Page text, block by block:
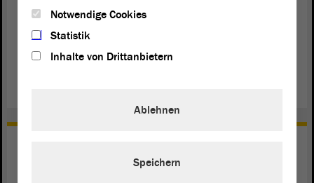
diskutierten die Abgeordneten auf Grundlage eines Antrags
der AfD-Fraktion. Was die einzelnen Fraktionen über den
Vorschlag denken, erfahren Sie in unserem Reel.
Notwendige Cookies
Statistik
Inhalte von Drittanbietern
Ablehnen
Speichern